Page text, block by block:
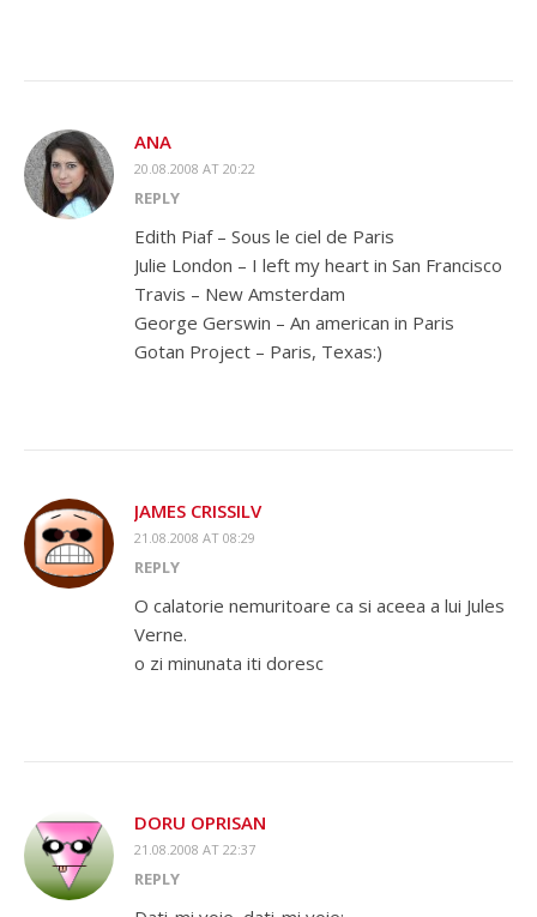
ANA
20.08.2008 AT 20:22
REPLY
Edith Piaf – Sous le ciel de Paris
Julie London – I left my heart in San Francisco
Travis – New Amsterdam
George Gerswin – An american in Paris
Gotan Project – Paris, Texas:)
JAMES CRISSILV
21.08.2008 AT 08:29
REPLY
O calatorie nemuritoare ca si aceea a lui Jules
Verne.
o zi minunata iti doresc
DORU OPRISAN
21.08.2008 AT 22:37
REPLY